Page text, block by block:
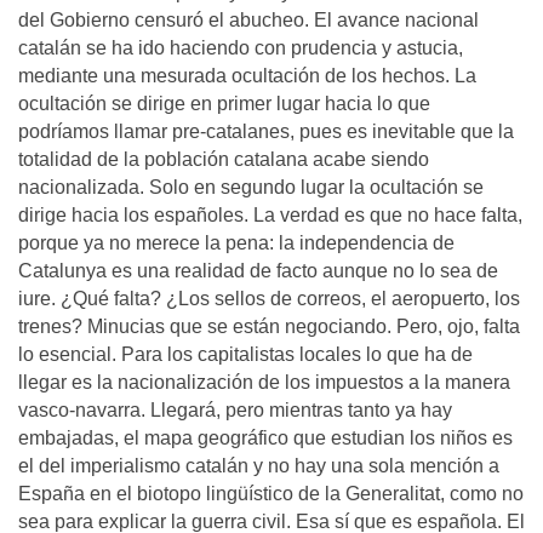
del Gobierno censuró el abucheo. El avance nacional
catalán se ha ido haciendo con prudencia y astucia,
mediante una mesurada ocultación de los hechos. La
ocultación se dirige en primer lugar hacia lo que
podríamos llamar pre-catalanes, pues es inevitable que la
totalidad de la población catalana acabe siendo
nacionalizada. Solo en segundo lugar la ocultación se
dirige hacia los españoles. La verdad es que no hace falta,
porque ya no merece la pena: la independencia de
Catalunya es una realidad de facto aunque no lo sea de
iure. ¿Qué falta? ¿Los sellos de correos, el aeropuerto, los
trenes? Minucias que se están negociando. Pero, ojo, falta
lo esencial. Para los capitalistas locales lo que ha de
llegar es la nacionalización de los impuestos a la manera
vasco-navarra. Llegará, pero mientras tanto ya hay
embajadas, el mapa geográfico que estudian los niños es
el del imperialismo catalán y no hay una sola mención a
España en el biotopo lingüístico de la Generalitat, como no
sea para explicar la guerra civil. Esa sí que es española. El